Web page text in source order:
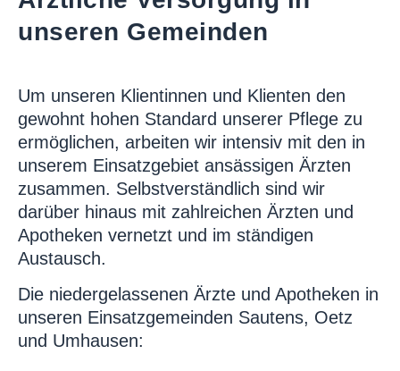
unseren Gemeinden
Um unseren Klientinnen und Klienten den
gewohnt hohen Standard unserer Pflege zu
ermöglichen, arbeiten wir intensiv mit den in
unserem Einsatzgebiet ansässigen Ärzten
zusammen. Selbstverständlich sind wir
darüber hinaus mit zahlreichen Ärzten und
Apotheken vernetzt und im ständigen
Austausch.
Die niedergelassenen Ärzte und Apotheken in
unseren Einsatzgemeinden Sautens, Oetz
und Umhausen: